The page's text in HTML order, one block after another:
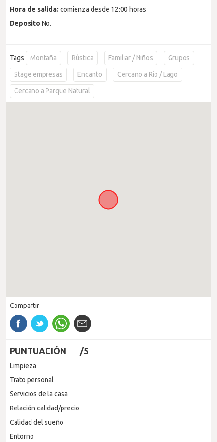
Hora de salida: comienza desde 12:00 horas
Deposito No.
Tags Montaña Rústica Familiar / Niños Grupos
Stage empresas Encanto Cercano a Río / Lago
Cercano a Parque Natural
Compartir
PUNTUACIÓN /5
Limpieza
Trato personal
Servicios de la casa
Relación calidad/precio
Calidad del sueño
Entorno